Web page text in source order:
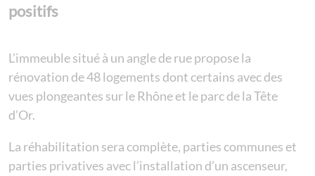
positifs
L’immeuble situé à un angle de rue propose la
rénovation de 48 logements dont certains avec des
vues plongeantes sur le Rhône et le parc de la Tête
d’Or.
La réhabilitation sera complète, parties communes et
parties privatives avec l’installation d’un ascenseur,